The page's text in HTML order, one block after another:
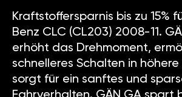
Kraftstoffersparnis bis zu 15%
Benz CLC (CL203) 2008-11.
erhöht das Drehmoment,
schnelleres Schalten in
sorgt für ein sanftes und